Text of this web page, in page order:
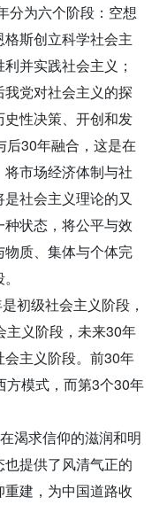
分为六个阶段：空想
斯创立科学社会主
并实践社会主义；
党对社会主义的探
性决策、开创和发
后30年融合，这是在
市场经济体制与社
社会主义理论的又
状态，将公平与效
质、集体与个体完
级社会主义阶段，
主义阶段，未来30年
主义阶段。前30年
方模式，而第3个30年
渴求信仰的滋润和明
提供了风清气正的
建，为中国道路收